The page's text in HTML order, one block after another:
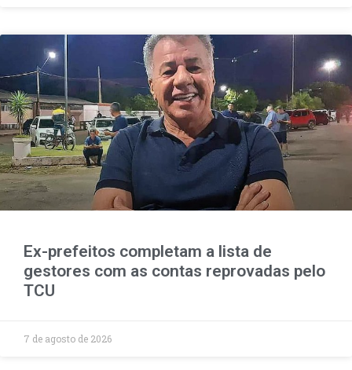
Ex-prefeitos completam a lista de
gestores com as contas reprovadas pelo
TCU
7 de agosto de 2026